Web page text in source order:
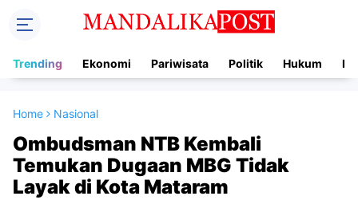
Trending Ekonomi Pariwisata Politik Hukum
Home Nasional
Ombudsman NTB Kembali
Temukan Dugaan MBG Tidak
Layak di Kota Mataram